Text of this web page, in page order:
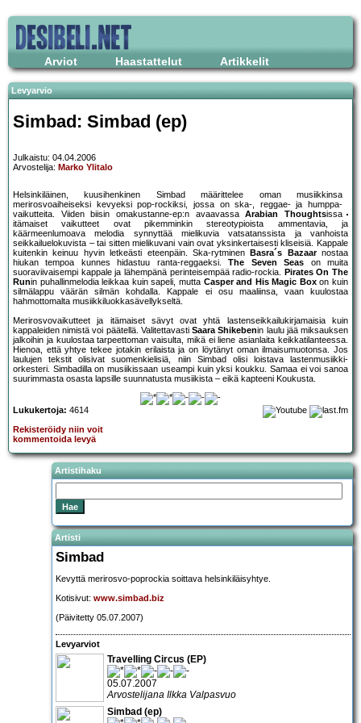
Arviot Haastattelut Artikkelit
Levyarvio
Simbad: Simbad (ep)
Julkaistu: 04.04.2006
Arvostelija: Marko Ylitalo
Helsinkiläinen, kuusihenkinen Simbad määrittelee oman musiikkinsa
merirosvoaiheiseksi kevyeksi pop-rockiksi, jossa on ska-, reggae- ja humppa-
vaikutteita. Viiden biisin omakustanne-ep:n avaavassaArabian Thoughtsissa
itämaiset vaikutteet ovat pikemminkin stereotypioista ammentavia, ja
käärmeenlumoava melodia synnyttää mielikuvia vatsatanssista ja vanhoista
seikkailuelokuvista – tai sitten mielikuvani vain ovat yksinkertaisesti kliseisiä. Kappale
kuitenkin keinuu hyvin letkeästi eteenpäin. Ska-rytminen
Basra´s Bazaarnostaa
hiukan tempoa kunnes hidastuu ranta-reggaeksi.The Seven Seas on muita
suoraviivaisempi kappale ja lähempänä perinteisempää radio-rockia. Pirates On The
Runin puhallinmelodia leikkaa kuin sapeli, mutta Casper and His Magic Boxon kuin
silmälappu väärän silmän kohdalla. Kappale ei osu maaliinsa, vaan kuulostaa
hahmottomalta musiikkiluokkasävellykseltä.
Merirosvovaikutteet ja itämaiset sävyt ovat yhtä lastenseikkailukirjamaisia kuin
kappaleiden nimistä voi päätellä. ValitettavastiSaara Shikebenin laulu jää miksauksen
jalkoihin ja kuulostaa tarpeettoman vaisulta, mikä ei liene asianlaita keikkatilanteessa.
Hienoa, että yhtye tekee jotakin erilaista ja on löytänyt oman ilmaisumuotonsa. Jos
laulujen tekstit olisivat suomenkielisiä, niin Simbad olisi loistava lastenmusiikki-
orkesteri. Simbadilla on musiikissaan useampi kuin yksi koukku. Samaa ei voi sanoa
suurimmasta osasta lapsille suunnatusta musiikista – eikä kapteeni Koukusta.
Lukukertoja: 4614
Rekisteröidy niin voit
kommentoida levyä
Artistihaku
Artisti
Simbad
Kevyttä merirosvo-poprockia soittava helsinkiläisyhtye.
Kotisivut: www.simbad.biz
(Päivitetty 05.07.2007)
Levyarviot
Travelling Circus (EP)
05.07.2007
Arvostelijana Ilkka Valpasvuo
Simbad (ep)